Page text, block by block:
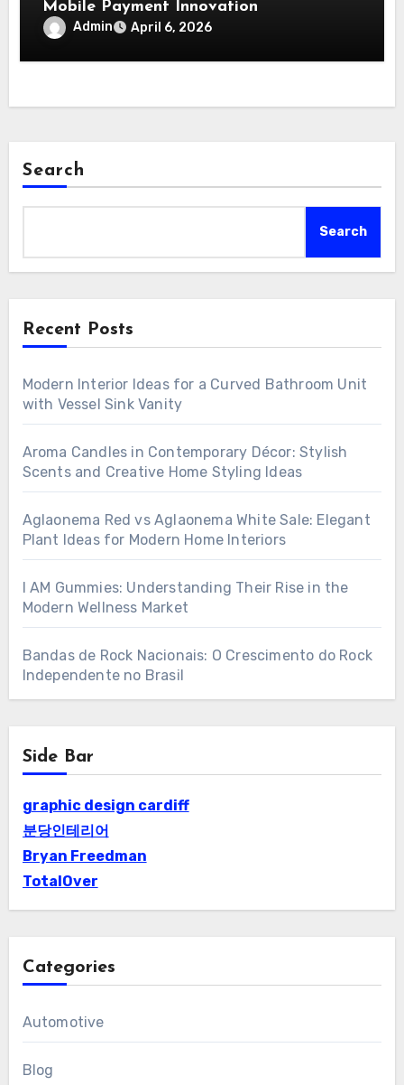
Mobile Payment Innovation
Admin April 6, 2026
Search
Search
Recent Posts
Modern Interior Ideas for a Curved Bathroom Unit
with Vessel Sink Vanity
Aroma Candles in Contemporary Décor: Stylish
Scents and Creative Home Styling Ideas
Aglaonema Red vs Aglaonema White Sale: Elegant
Plant Ideas for Modern Home Interiors
I AM Gummies: Understanding Their Rise in the
Modern Wellness Market
Bandas de Rock Nacionais: O Crescimento do Rock
Independente no Brasil
Side Bar
graphic design cardiff
분당인테리어
Bryan Freedman
TotalOver
Categories
Automotive
Blog